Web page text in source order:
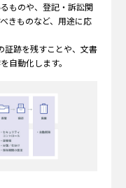
ものや、登記・訴訟関
きものなど、⽤途に応
証跡を残すことや、⽂書
⾃動化します。